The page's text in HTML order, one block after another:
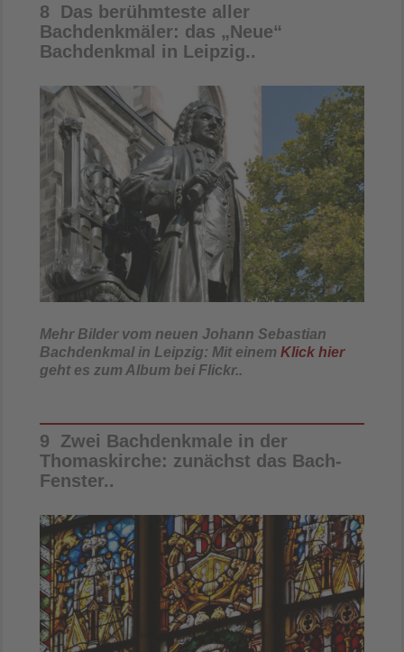
8 Das berühmteste aller
Bachdenkmäler: das „Neue“
Bachdenkmal in Leipzig..
Mehr Bilder vom neuen Johann Sebastian
Bachdenkmal in Leipzig: Mit einem Klick hier
geht es zum Album bei Flickr..
9 Zwei Bachdenkmale in der
Thomaskirche: zunächst das Bach-
Fenster..